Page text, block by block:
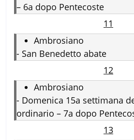
– 6a dopo Pentecoste
11
Ambrosiano
- San Benedetto abate
12
Ambrosiano
- Domenica 15a settimana
ordinario – 7a dopo
13